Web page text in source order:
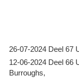
26-07-2024 Deel 67
12-06-2024 Deel 66
Burroughs,